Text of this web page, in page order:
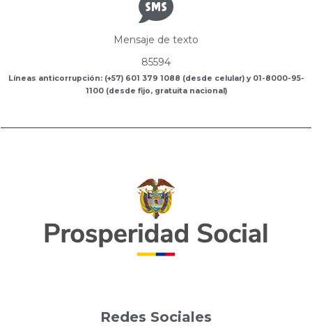
Mensaje de texto
85594
Líneas anticorrupción: (+57) 601 379 1088 (desde celular) y 01-8000-95-
1100 (desde fijo, gratuita nacional)
Redes Sociales